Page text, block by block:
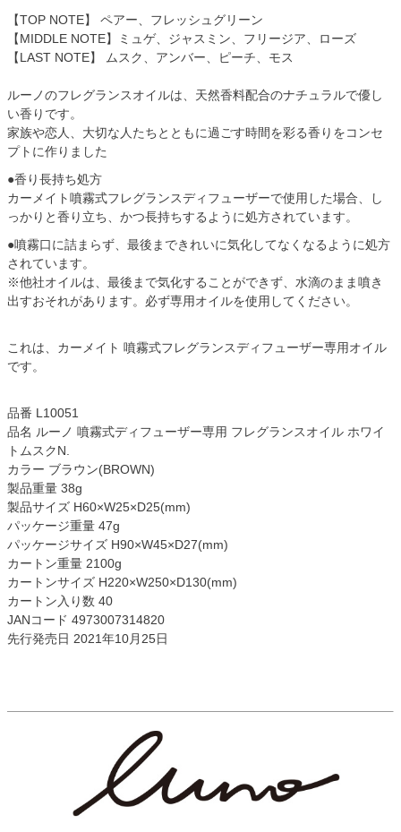
【TOP NOTE】 ペアー、フレッシュグリーン
【MIDDLE NOTE】ミュゲ、ジャスミン、フリージア、ローズ
【LAST NOTE】 ムスク、アンバー、ピーチ、モス
ルーノのフレグランスオイルは、天然香料配合のナチュラルで優し
い香りです。
家族や恋人、大切な人たちとともに過ごす時間を彩る香りをコンセ
プトに作りました
●香り長持ち処方
カーメイト噴霧式フレグランスディフューザーで使用した場合、し
っかりと香り立ち、かつ長持ちするように処方されています。
●噴霧口に詰まらず、最後まできれいに気化してなくなるように処方
されています。
※他社オイルは、最後まで気化することができず、水滴のまま噴き
出すおそれがあります。必ず専用オイルを使用してください。
これは、カーメイト 噴霧式フレグランスディフューザー専用オイル
です。
品番 L10051
品名 ルーノ 噴霧式ディフューザー専用 フレグランスオイル ホワイ
トムスクN.
カラー ブラウン(BROWN)
製品重量 38g
製品サイズ H60×W25×D25(mm)
パッケージ重量 47g
パッケージサイズ H90×W45×D27(mm)
カートン重量 2100g
カートンサイズ H220×W250×D130(mm)
カートン入り数 40
JANコード 4973007314820
先行発売日 2021年10月25日